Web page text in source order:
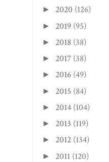
► 2020 (126)
► 2019 (95)
► 2018 (38)
► 2017 (38)
► 2016 (49)
► 2015 (84)
► 2014 (104)
► 2013 (119)
► 2012 (134)
► 2011 (120)